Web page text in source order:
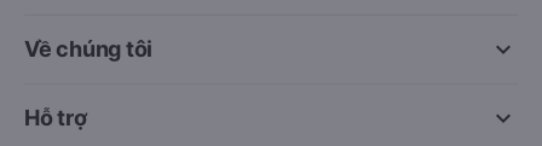
keyboard_arrow_down
Về chúng tôi
keyboard_arrow_down
Hỗ trợ